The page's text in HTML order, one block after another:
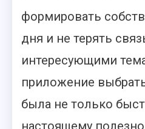
формировать
дня и не терять
интересующими
приложение
была не только
настоящему